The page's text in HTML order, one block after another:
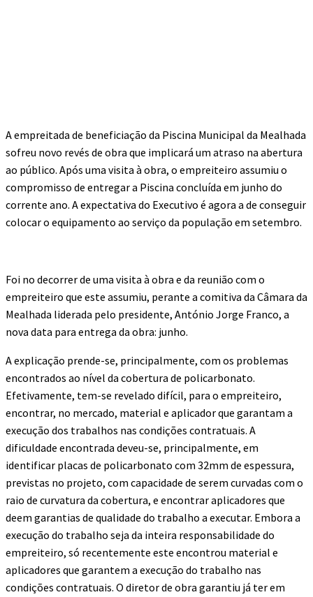
A empreitada de beneficiação da Piscina Municipal da Mealhada
sofreu novo revés de obra que implicará um atraso na abertura
ao público. Após uma visita à obra, o empreiteiro assumiu o
compromisso de entregar a Piscina concluída em junho do
corrente ano. A expectativa do Executivo é agora a de conseguir
colocar o equipamento ao serviço da população em setembro.
Foi no decorrer de uma visita à obra e da reunião com o
empreiteiro que este assumiu, perante a comitiva da Câmara da
Mealhada liderada pelo presidente, António Jorge Franco, a
nova data para entrega da obra: junho.
A explicação prende-se, principalmente, com os problemas
encontrados ao nível da cobertura de policarbonato.
Efetivamente, tem-se revelado difícil, para o empreiteiro,
encontrar, no mercado, material e aplicador que garantam a
execução dos trabalhos nas condições contratuais. A
dificuldade encontrada deveu-se, principalmente, em
identificar placas de policarbonato com 32mm de espessura,
previstas no projeto, com capacidade de serem curvadas com o
raio de curvatura da cobertura, e encontrar aplicadores que
deem garantias de qualidade do trabalho a executar. Embora a
execução do trabalho seja da inteira responsabilidade do
empreiteiro, só recentemente este encontrou material e
aplicadores que garantem a execução do trabalho nas
condições contratuais. O diretor de obra garantiu já ter em